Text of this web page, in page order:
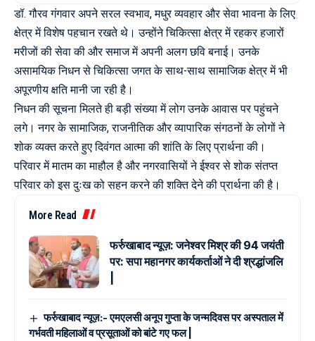
डॉ. गौरव गंगवार अपने सरल स्वभाव, मधुर व्यवहार और सेवा भावना के लिए
क्षेत्र में विशेष पहचान रखते थे। उन्होंने चिकित्सा क्षेत्र में रहकर हजारों
मरीजों की सेवा की और समाज में अपनी अलग छवि बनाई। उनके
असामयिक निधन से चिकित्सा जगत के साथ-साथ सामाजिक क्षेत्र में भी
अपूरणीय क्षति मानी जा रही है।
निधन की सूचना मिलते ही बड़ी संख्या में लोग उनके आवास पर पहुंचने
लगे। नगर के सामाजिक, राजनीतिक और व्यापारिक संगठनों के लोगों ने
शोक व्यक्त करते हुए दिवंगत आत्मा की शांति के लिए प्रार्थना की।
परिवार में मातम का माहौल है और नगरवासियों ने ईश्वर से शोक संतप्त
परिवार को इस दुःख को सहन करने की शक्ति देने की प्रार्थना की है।
More Read
फर्रुखाबाद न्यूज़: जनेश्वर मिश्र की 94 जयंती
पर: सपा महानगर कार्यकर्ताओं ने दी श्रद्धांजलि
फर्रुखाबाद न्यूज़:- एमएलसी अनूप गुप्ता के जन्मदिवस पर अस्पताल में
गर्भवती महिलाओं व प्रसूताओं को बांटे गए फल |